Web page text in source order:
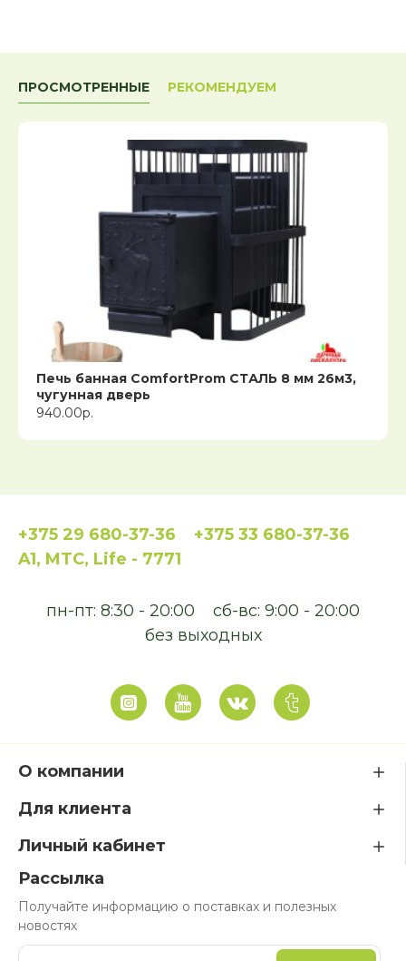
ПРОСМОТРЕННЫЕ РЕКОМЕНДУЕМ
Печь банная ComfortProm СТАЛЬ 8 мм 26м3,
чугунная дверь
940.00р.
+375 29 680-37-36
+375 33 680-37-36
A1, MTC, Life - 7771
пн-пт: 8:30 - 20:00
сб-вс: 9:00 - 20:00
без выходных
О компании
Для клиента
Личный кабинет
Рассылка
Получайте информацию о поставках и полезных
новостях